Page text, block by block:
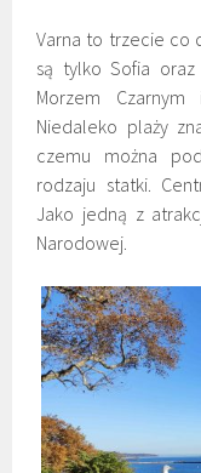
Varna to trzecie co
są tylko Sofia oraz
Morzem
Niedaleko plaży
czemu można
rodzaju statki.
Jako jedną z
Narodowej.